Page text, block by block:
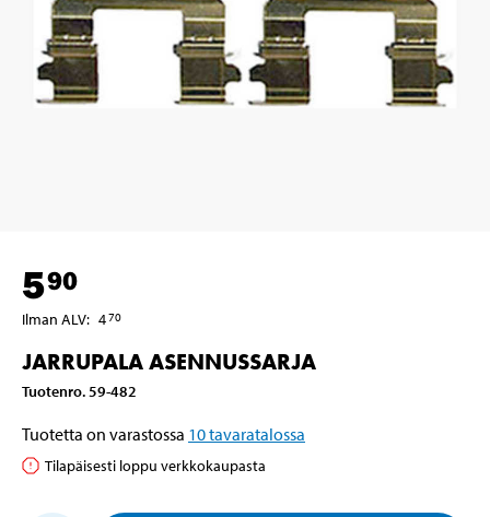
590
Ilman ALV: 470
JARRUPALA ASENNUSSARJA
Tuotenro. 59-482
Tuotetta on varastossa 10tavaratalossa
Tilapäisesti loppu verkkokaupasta